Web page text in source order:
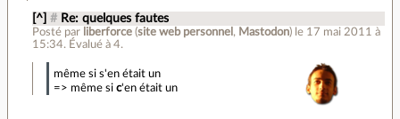
[^] # Re: quelques fautes
Posté par liberforce (site web personnel , Mastodon) le 17 mai 2011 à
15:34. Évalué à4.
même si s'en était un
=> même sic'en était un